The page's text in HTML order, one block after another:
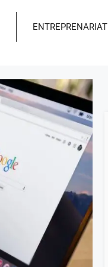
ENTREPRENARIAT